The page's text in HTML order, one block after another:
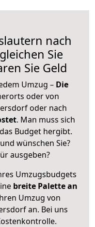
nach
Sie
Sie Geld
Umzug – Die
oder von
oder nach
. Man muss sich
Budget hergibt.
wünschen Sie?
ausgeben?
Umzugsbudgets
breite Palette an
Umzug von
an. Bei uns